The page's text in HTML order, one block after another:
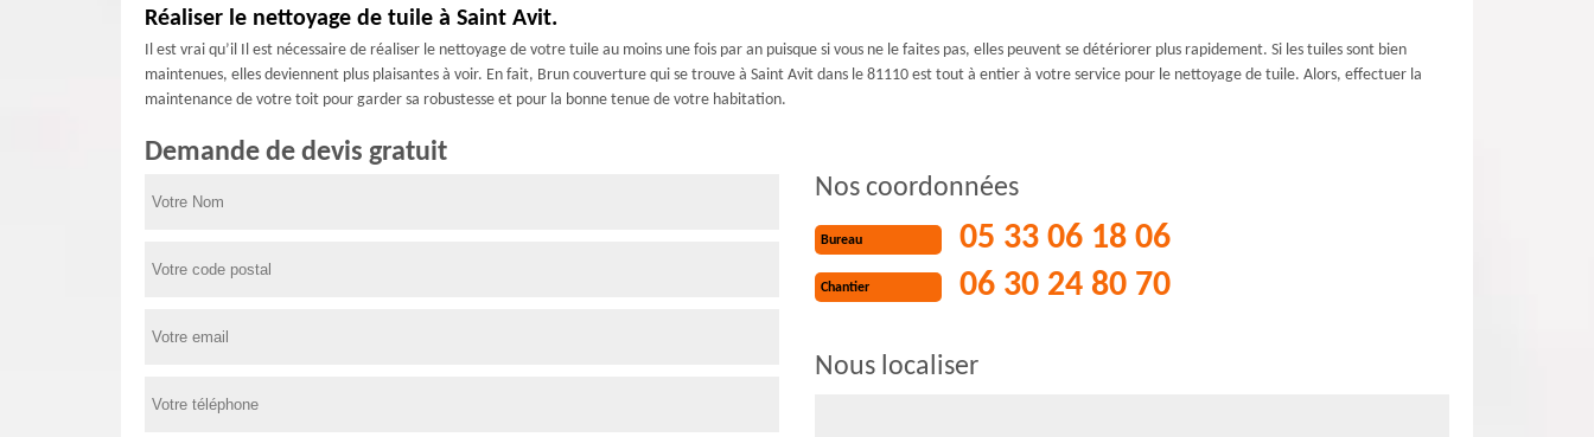
Réaliser le nettoyage de tuile à Saint Avit.
Il est vrai qu’il Il est nécessaire de réaliser le nettoyage de votre tuile au moins une fois par an puisque si vous ne le faites pas, elles peuvent se détériorer plus rapidement. Si les tuiles sont bien
maintenues, elles deviennent plus plaisantes à voir. En fait, Brun couverture qui se trouve à Saint Avit dans le 81110 est tout à entier à votre service pour le nettoyage de tuile. Alors, effectuer la
maintenance de votre toit pour garder sa robustesse et pour la bonne tenue de votre habitation.
Demande de devis gratuit
Nos coordonnées
Bureau 05 33 06 18 06
Chantier 06 30 24 80 70
Nous localiser